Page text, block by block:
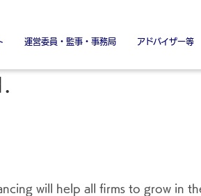
運営委員・監事・事務局 アドバイザー等
will help all firms to grow in